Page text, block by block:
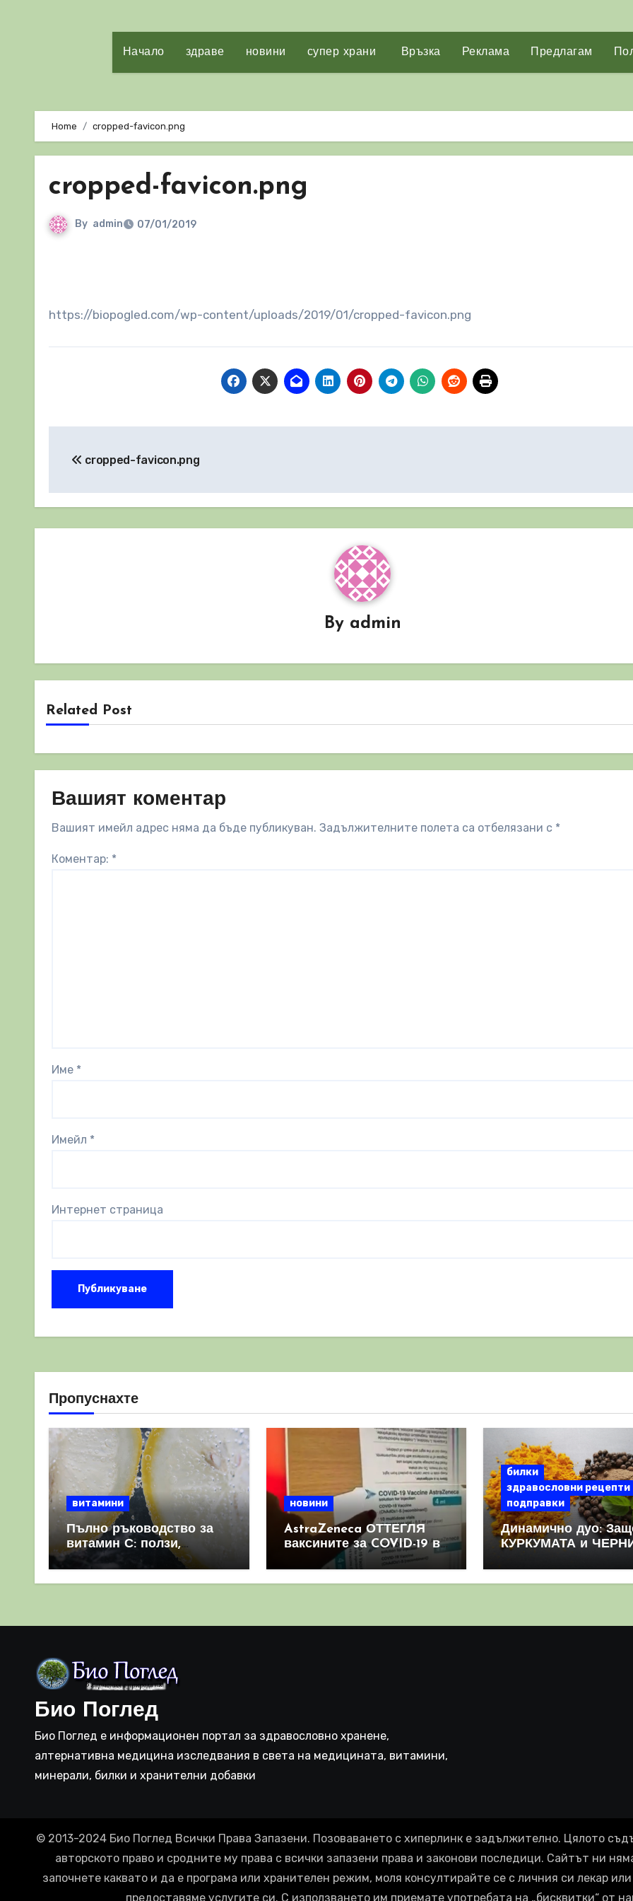
Начало здраве новини супер храни Връзка Реклама Предлагам
Home cropped-favicon.png
cropped-favicon.png
By admin 07/01/2019
https://biopogled.com/wp-content/uploads/2019/01/cropped-favicon.png
cropped-favicon.png
By admin
Related Post
Вашият коментар
Вашият имейл адрес няма да бъде публикуван. Задължителните полета са отбелязани с *
Коментар: *
Име *
Имейл *
Интернет страница
Пропуснахте
витамини
Пълно ръководство за
витамин С: ползи,
източници и защо е
важен за имунната
новини
AstraZeneca ОТТЕГЛЯ
ваксините за COVID-19 в
световен мащаб, след
като призна, че те
билки
здравословни рецепти
подправки
Динамично дуо:
КУРКУМАТА и
комбинация
Био Поглед
Био Поглед е информационен портал за здравословно хранене,
алтернативна медицина изследвания в света на медицината, витамини,
минерали, билки и хранителни добавки
© 2013-2024 Био Поглед Всички Права Запазени. Позоваването с хиперлинк е задължително. Цялото
авторското право и сродните му права с всички запазени права и законови последици. Сайтът ни
започнете каквато и да е програма или хранителен режим, моля консултирайте се с личния си лекар
предоставяме услугите си. С използването им приемате употребата на „бисквитки“ от